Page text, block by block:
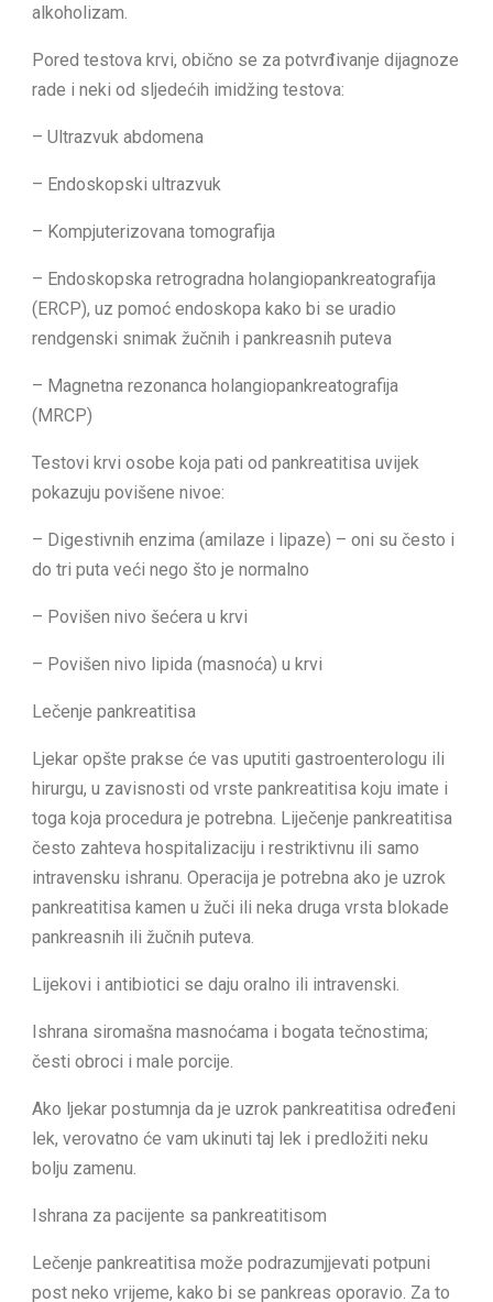
alkoholizam.
Pored testova krvi, obično se za potvrđivanje dijagnoze
rade i neki od sljedećih imidžing testova:
– Ultrazvuk abdomena
– Endoskopski ultrazvuk
– Kompjuterizovana tomografija
– Endoskopska retrogradna holangiopankreatografija
(ERCP), uz pomoć endoskopa kako bi se uradio
rendgenski snimak žučnih i pankreasnih puteva
– Magnetna rezonanca holangiopankreatografija
(MRCP)
Testovi krvi osobe koja pati od pankreatitisa uvijek
pokazuju povišene nivoe:
– Digestivnih enzima (amilaze i lipaze) – oni su često i
do tri puta veći nego što je normalno
– Povišen nivo šećera u krvi
– Povišen nivo lipida (masnoća) u krvi
Lečenje pankreatitisa
Ljekar opšte prakse će vas uputiti gastroenterologu ili
hirurgu, u zavisnosti od vrste pankreatitisa koju imate i
toga koja procedura je potrebna. Liječenje pankreatitisa
često zahteva hospitalizaciju i restriktivnu ili samo
intravensku ishranu. Operacija je potrebna ako je uzrok
pankreatitisa kamen u žuči ili neka druga vrsta blokade
pankreasnih ili žučnih puteva.
Lijekovi i antibiotici se daju oralno ili intravenski.
Ishrana siromašna masnoćama i bogata tečnostima;
česti obroci i male porcije.
Ako ljekar postumnja da je uzrok pankreatitisa određeni
lek, verovatno će vam ukinuti taj lek i predložiti neku
bolju zamenu.
Ishrana za pacijente sa pankreatitisom
Lečenje pankreatitisa može podrazumjjevati potpuni
post neko vrijeme, kako bi se pankreas oporavio. Za to